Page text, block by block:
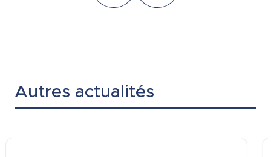
Autres actualités